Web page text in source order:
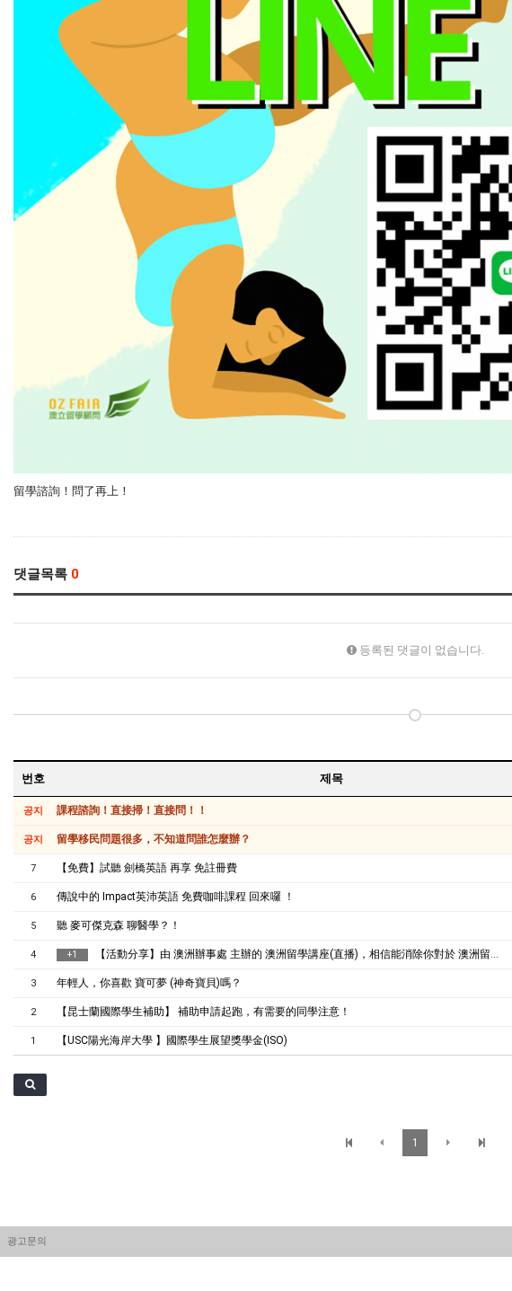
留學諮詢！問了再上！
댓글목록 0
등록된 댓글이 없습니다.
번호 제목
공지 課程諮詢！直接掃！直接問！！
공지 留學移民問題很多，不知道問誰怎麼辦？
7 【免費】試聽 劍橋英語 再享 免註冊費
6 傳說中的 Impact英沛英語 免費咖啡課程 回來囉 ！
5 聽 麥可傑克森 聊醫學？！
4 +1 【活動分享】由 澳洲辦事處 主辦的 澳洲留學講座(直播)，相信能消除你對於 澳洲留學 所有的疑問和疑慮！
3 年輕人，你喜歡 寶可夢 (神奇寶貝)嗎？
2 【昆士蘭國際學生補助】 補助申請起跑，有需要的同學注意！
1 【USC陽光海岸大學 】國際學生展望獎學金(ISO)
1
광고문의